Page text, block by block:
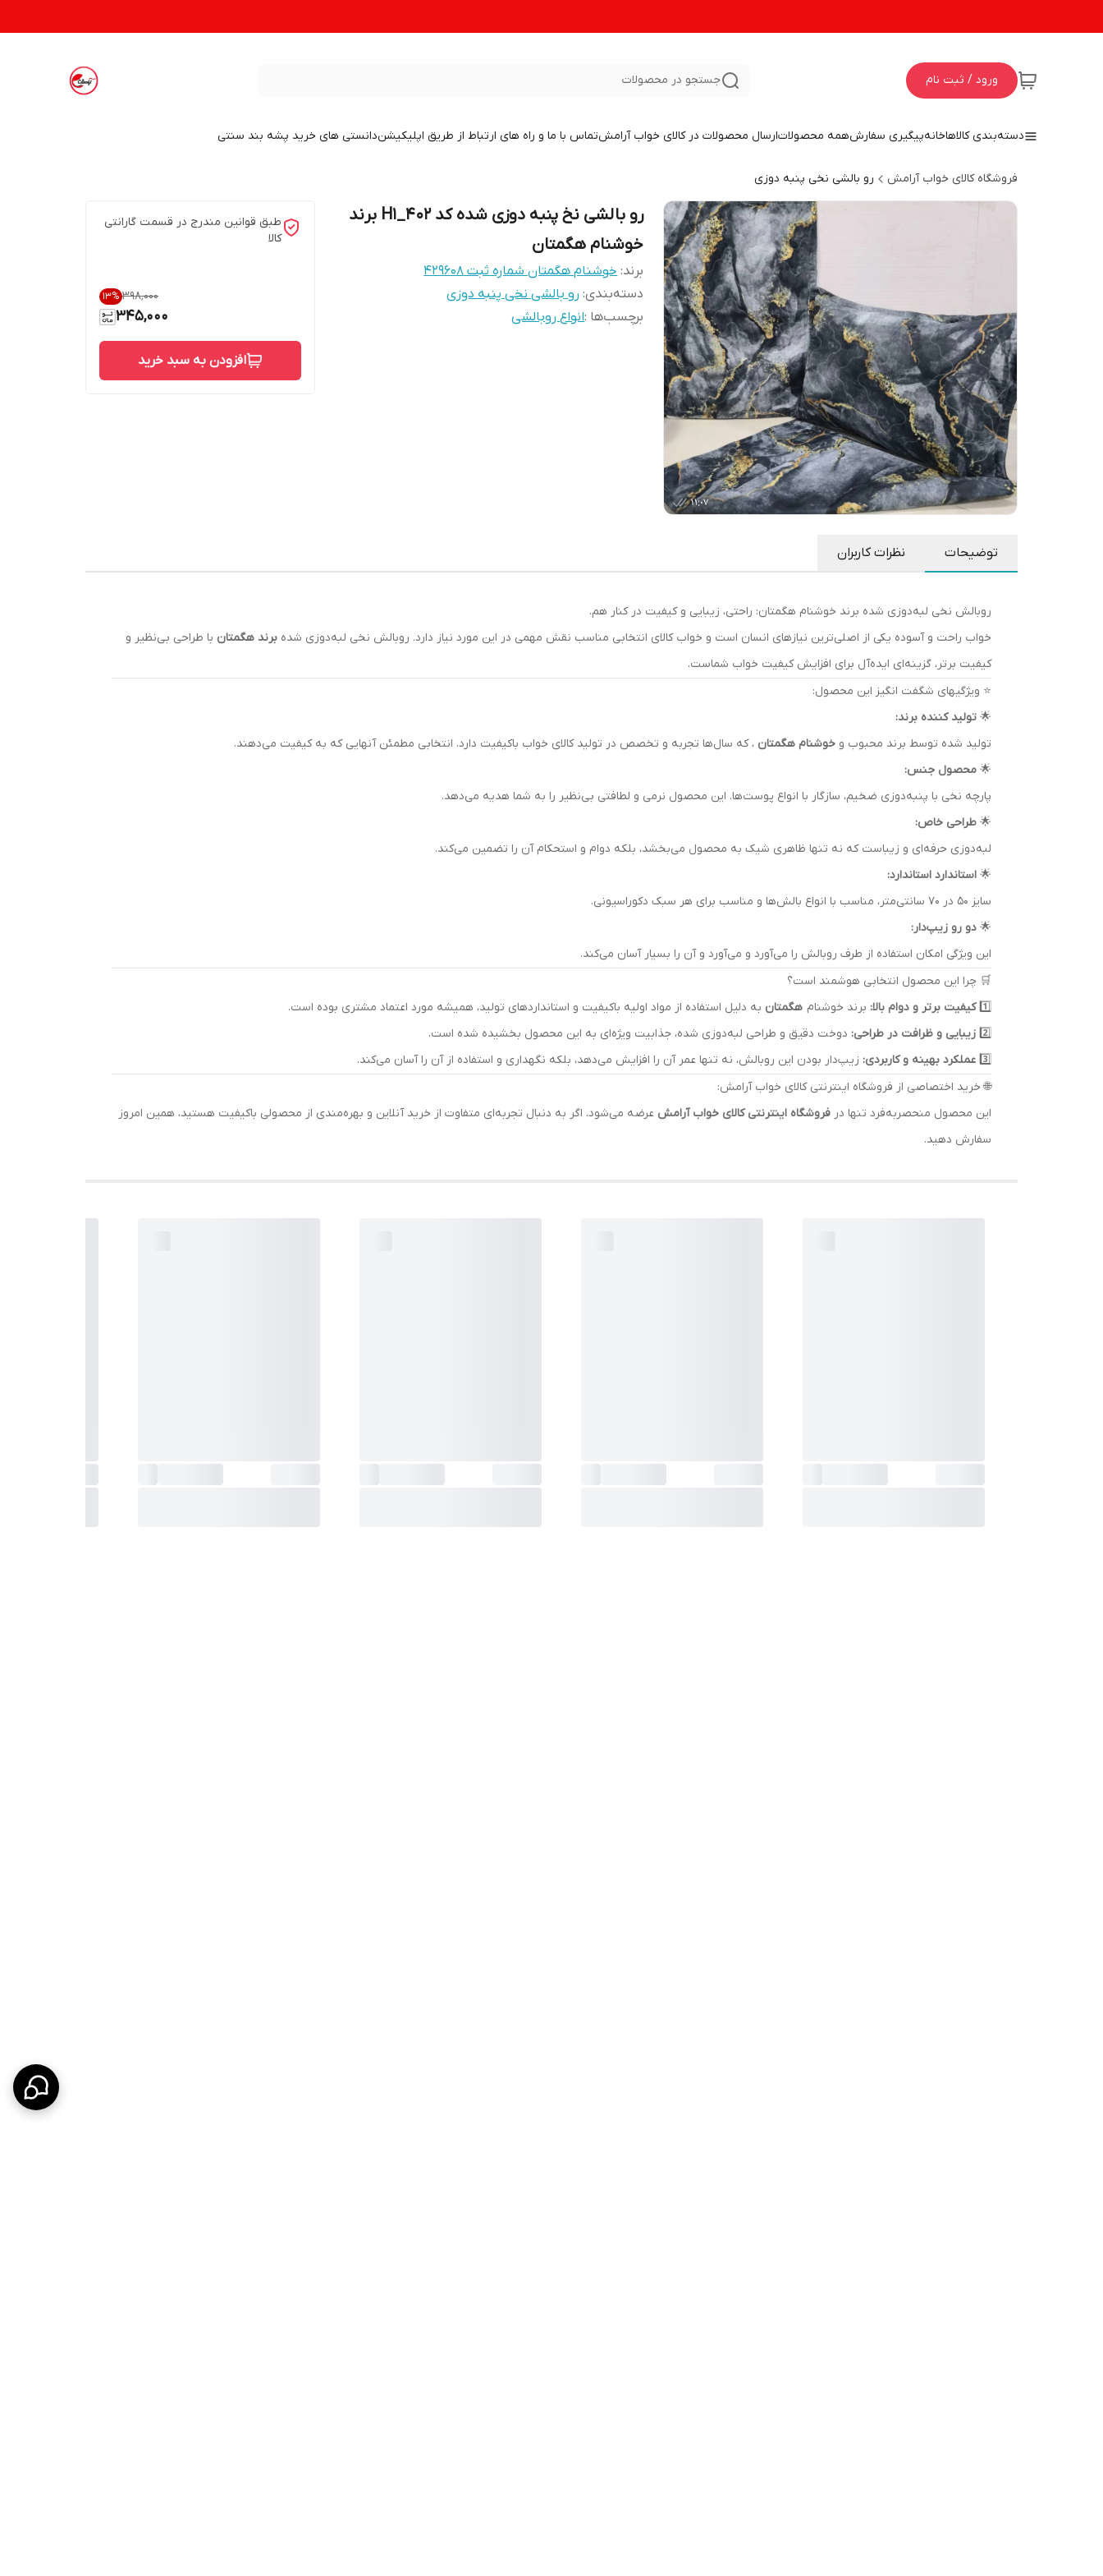
ورود / ثبت نام جستجو در محصولات
دسته‌بندی کالاهاخانهپیگیری سفارشهمه محصولاتارسال محصولات در کالای خواب آرامشتماس با ما و راه های ارتباط از طریق اپلیکیشندانستی های خرید پشه بند سنتی
فروشگاه کالای خواب آرامش رو بالشی نخی پنبه دوزی
رو بالشی نخ پنبه دوزی شده کد H1_402 برند
خوشنام هگمتان
برند: خوشنام هگمتان شماره ثبت ۴۲۹۶۰۸
دسته‌بندی: رو بالشی نخی پنبه دوزی
برچسب‌ها :انواع روبالشی
طبق قوانین مندرج در قسمت گارانتی
کالا
۳۹۸٬۰۰۰ 13%
345,000
افزودن به سبد خرید
توضیحات نظرات کاربران
روبالش نخی لبه‌دوزی شده برند خوشنام هگمتان: راحتی، زیبایی و کیفیت در کنار هم.
خواب راحت و آسوده یکی از اصلی‌ترین نیازهای انسان است و خواب کالای انتخابی مناسب نقش مهمی در این مورد نیاز دارد. روبالش نخی لبه‌دوزی شده برند هگمتان با طراحی بی‌نظیر و
کیفیت برتر، گزینه‌ای ایده‌آل برای افزایش کیفیت خواب شماست.
⭐ ویژگیهای شگفت انگیز این محصول:
🌟 تولید کننده برند:
تولید شده توسط برند محبوب و خوشنام هگمتان ، که سال‌ها تجربه و تخصص در تولید کالای خواب باکیفیت دارد. انتخابی مطمئن آنهایی که به کیفیت می‌دهند.
🌟 محصول جنس:
پارچه نخی با پنبه‌دوزی ضخیم، سازگار با انواع پوست‌ها. این محصول نرمی و لطافتی بی‌نظیر را به شما هدیه می‌دهد.
🌟 طراحی خاص:
لبه‌دوزی حرفه‌ای و زیباست که نه تنها ظاهری شیک به محصول می‌بخشد، بلکه دوام و استحکام آن را تضمین می‌کند.
🌟 استاندارد استاندارد:
سایز 50 در 70 سانتی‌متر، مناسب با انواع بالش‌ها و مناسب برای هر سبک دکوراسیونی.
🌟 دو رو زیپ‌دار:
این ویژگی امکان استفاده از طرف روبالش را می‌آورد و می‌آورد و آن را بسیار آسان می‌کند.
🛒 چرا این محصول انتخابی هوشمند است؟
1️⃣ کیفیت برتر و دوام بالا: برند خوشنام هگمتان به دلیل استفاده از مواد اولیه باکیفیت و استانداردهای تولید، همیشه مورد اعتماد مشتری بوده است.
2️⃣ زیبایی و ظرافت در طراحی: دوخت دقیق و طراحی لبه‌دوزی شده، جذابیت ویژه‌ای به این محصول بخشیده شده است.
3️⃣ عملکرد بهینه و کاربردی: زیپ‌دار بودن این روبالش، نه تنها عمر آن را افزایش می‌دهد، بلکه نگهداری و استفاده از آن را آسان می‌کند.
🌐 خرید اختصاصی از فروشگاه اینترنتی کالای خواب آرامش:
این محصول منحصربه‌فرد تنها در فروشگاه اینترنتی کالای خواب آرامش عرضه می‌شود. اگر به دنبال تجربه‌ای متفاوت از خرید آنلاین و بهره‌مندی از محصولی باکیفیت هستید، همین امروز
سفارش دهید.